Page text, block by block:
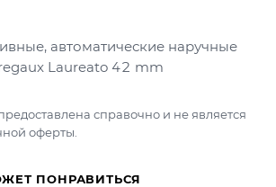
автоматические наручные
Laureato 42 mm
ПОНРАВИТЬСЯ
справочно и не является
оферты.